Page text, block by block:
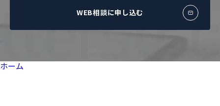
WEB相談に申し込む
ホーム